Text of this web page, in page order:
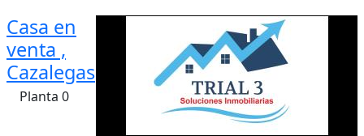
Casa en
venta ,
Cazalegas
Planta 0